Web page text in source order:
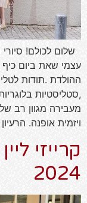
שלום לכולם!
עצמי שאת ביום
ההולדת .תודות
,סטליסטיות
מעבירה מגוון רב
ויזמית אופנה.
קרייזי
2024